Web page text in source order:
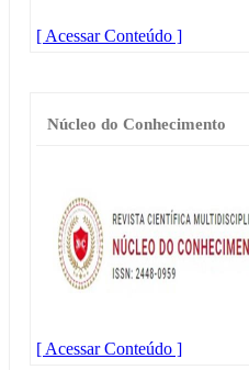
[ Acessar Conteúdo ]
Núcleo do Conhecimento
[ Acessar Conteúdo ]